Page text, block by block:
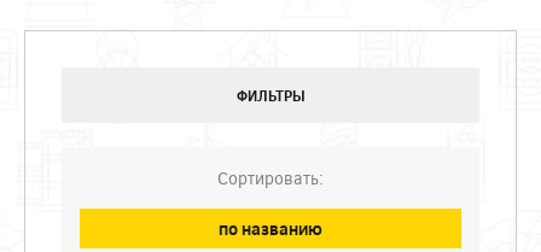
ФИЛЬТРЫ
Сортировать:
по названию